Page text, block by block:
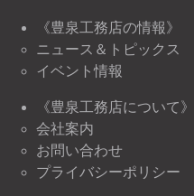
《豊泉工務店の情報》
ニュース＆トピックス
イベント情報
《豊泉工務店について》
会社案内
お問い合わせ
プライバシーポリシー